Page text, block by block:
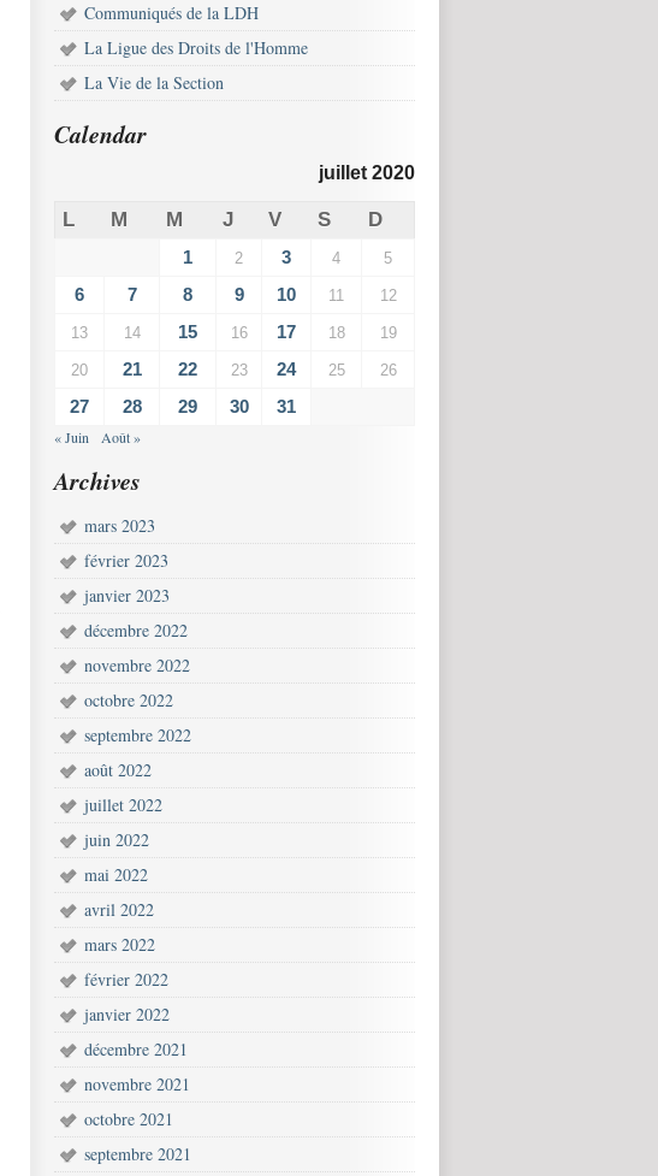
Communiqués de la LDH
La Ligue des Droits de l'Homme
La Vie de la Section
Calendar
juillet 2020
L M M J V S D
1 2 3 4 5
6 7 8 9 10 11 12
13 14 15 16 17 18 19
20 21 22 23 24 25 26
27 28 29 30 31
« Juin Août »
Archives
mars 2023
février 2023
janvier 2023
décembre 2022
novembre 2022
octobre 2022
septembre 2022
août 2022
juillet 2022
juin 2022
mai 2022
avril 2022
mars 2022
février 2022
janvier 2022
décembre 2021
novembre 2021
octobre 2021
septembre 2021